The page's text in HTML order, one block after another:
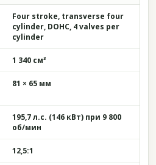
Four stroke, transverse four
cylinder, DOHC, 4 valves per
cylinder
1 340 см³
81 × 65 мм
195,7 л.с. (146 кВт) при 9 800
об/мин
12,5:1